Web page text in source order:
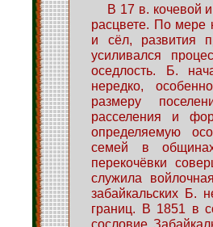
В 17 в. кочевой
расцвете. По мере
и сёл, развития
усиливался
оседлость. Б.
нередко,
размеру
расселения и
определяемую
семей в
перекочёвки
служила
забайкальских Б.
границ. В 1851 в
сословие